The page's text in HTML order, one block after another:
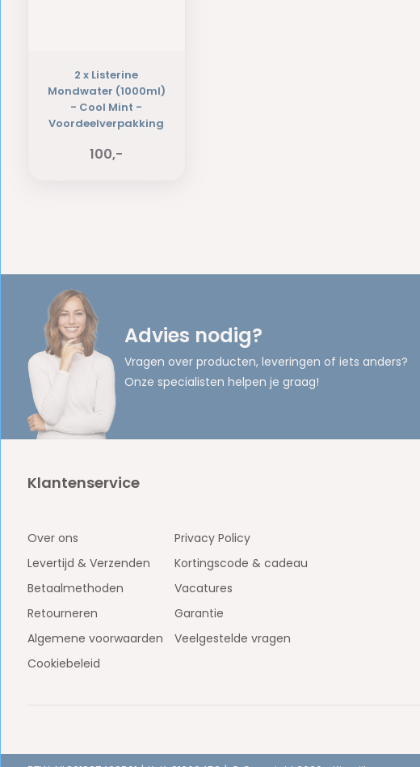
2 x Listerine
Mondwater (1000ml)
- Cool Mint -
Voordeelverpakking
100,-
Advies nodig?
Vragen over producten, leveringen of iets anders?
Onze specialisten helpen je graag!
Klantenservice
Over ons
Levertijd & Verzenden
Betaalmethoden
Retourneren
Algemene voorwaarden
Cookiebeleid
Privacy Policy
Kortingscode & cadeau
Vacatures
Garantie
Veelgestelde vragen